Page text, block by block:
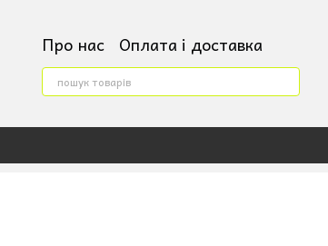
Про нас Оплата і доставка
Контактна інформація
Условия повернення та оплати
Угода користувача